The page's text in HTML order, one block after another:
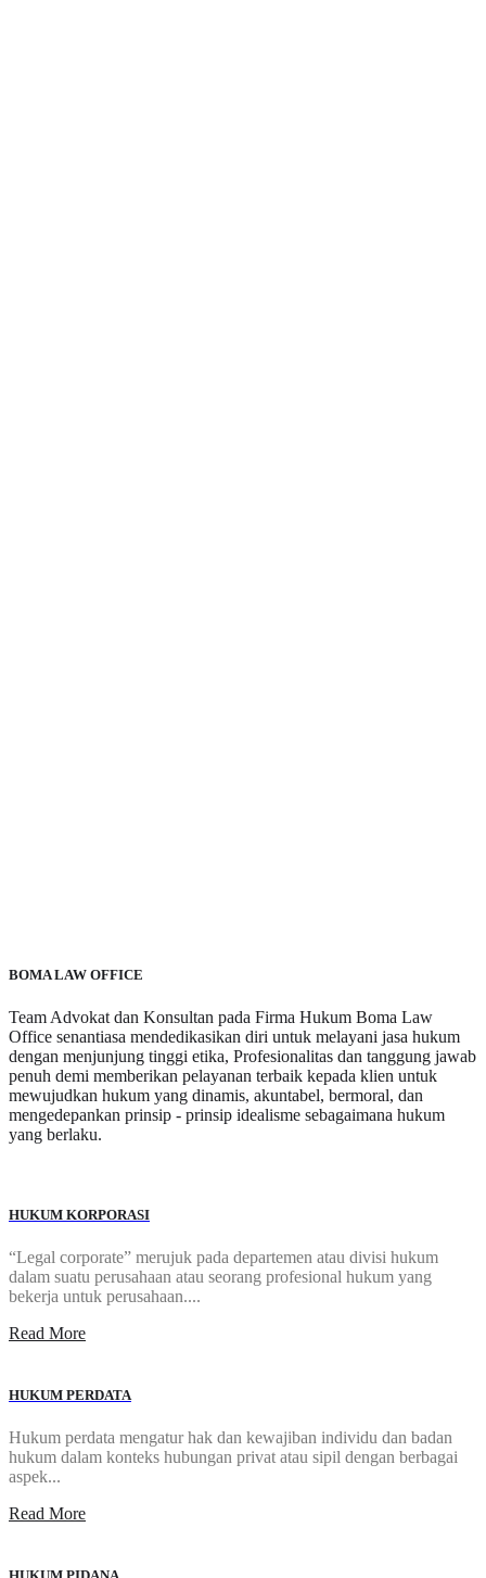
BOMA LAW OFFICE
Team Advokat dan Konsultan pada Firma Hukum Boma Law
Office senantiasa mendedikasikan diri untuk melayani jasa hukum
dengan menjunjung tinggi etika, Profesionalitas dan tanggung jawab
penuh demi memberikan pelayanan terbaik kepada klien untuk
mewujudkan hukum yang dinamis, akuntabel, bermoral, dan
mengedepankan prinsip - prinsip idealisme sebagaimana hukum
yang berlaku.
HUKUM KORPORASI
“Legal corporate” merujuk pada departemen atau divisi hukum
dalam suatu perusahaan atau seorang profesional hukum yang
bekerja untuk perusahaan....
Read More
HUKUM PERDATA
Hukum perdata mengatur hak dan kewajiban individu dan badan
hukum dalam konteks hubungan privat atau sipil dengan berbagai
aspek...
Read More